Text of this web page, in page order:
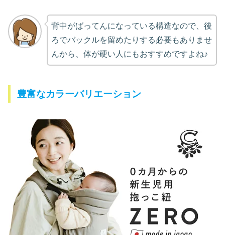
背中がばってんになっている構造なので、後
ろでバックルを留めたりする必要もありませ
んから、体が硬い人にもおすすめですよね♪
豊富なカラーバリエーション